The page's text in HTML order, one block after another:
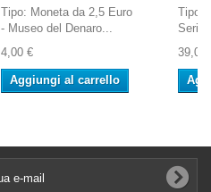
Tipo: Moneta da 2,5 Euro
- Museo del Denaro...
4,00 €
Aggiungi al carrello
Tipo:
Serie
39,00